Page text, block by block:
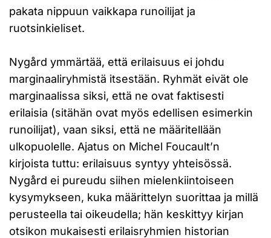
pakata nippuun vaikkapa runoilijat ja
ruotsinkieliset.
Nygård ymmärtää, että erilaisuus ei johdu
marginaaliryhmistä itsestään. Ryhmät eivät ole
marginaalissa siksi, että ne ovat faktisesti
erilaisia (sitähän ovat myös edellisen esimerkin
runoilijat), vaan siksi, että ne määritellään
ulkopuolelle. Ajatus on Michel Foucault’n
kirjoista tuttu: erilaisuus syntyy yhteisössä.
Nygård ei pureudu siihen mielenkiintoiseen
kysymykseen, kuka määrittelyn suorittaa ja millä
perusteella tai oikeudella; hän keskittyy kirjan
otsikon mukaisesti erilaisryhmien historian